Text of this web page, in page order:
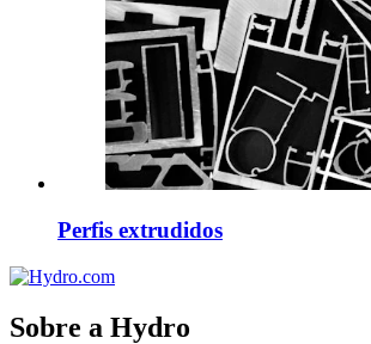
Perfis extrudidos
Sobre a Hydro